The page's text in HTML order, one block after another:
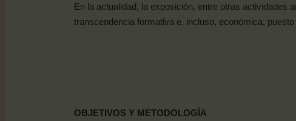
En la actualidad, la exposición, entre otras actividades
transcendencia formativa e, incluso, económica,
OBJETIVOS Y METODOLOGÍA